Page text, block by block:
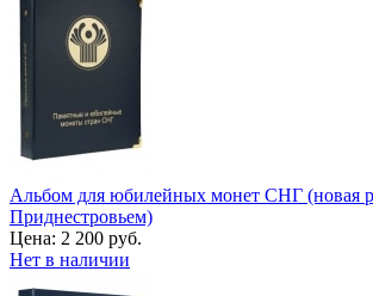
Альбом для юбилейных монет СНГ (новая
Приднестровьем)
Цена: 2 200 руб.
Нет в наличии